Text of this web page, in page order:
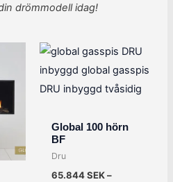
drömmodell idag!
Global 100 hörn
BF
Dru
65.844SEK–